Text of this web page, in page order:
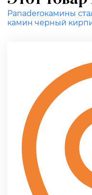
Panaderoкамины
камин черный